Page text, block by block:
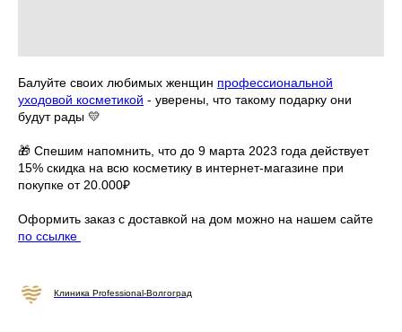
Балуйте своих любимых женщин профессиональной
уходовой косметикой - уверены, что такому подарку они
будут рады 💛
🎁 Спешим напомнить, что до 9 марта 2023 года действует
15% скидка на всю косметику в интернет-магазине при
покупке от 20.000₽
Оформить заказ с доставкой на дом можно на нашем сайте
по ссылке
Клиника Professional-Волгоград